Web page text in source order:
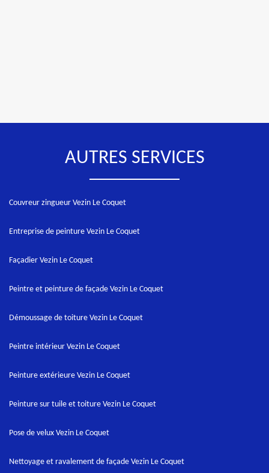
AUTRES SERVICES
Couvreur zingueur Vezin Le Coquet
Entreprise de peinture Vezin Le Coquet
Façadier Vezin Le Coquet
Peintre et peinture de façade Vezin Le Coquet
Démoussage de toiture Vezin Le Coquet
Peintre intérieur Vezin Le Coquet
Peinture extérieure Vezin Le Coquet
Peinture sur tuile et toiture Vezin Le Coquet
Pose de velux Vezin Le Coquet
Nettoyage et ravalement de façade Vezin Le Coquet